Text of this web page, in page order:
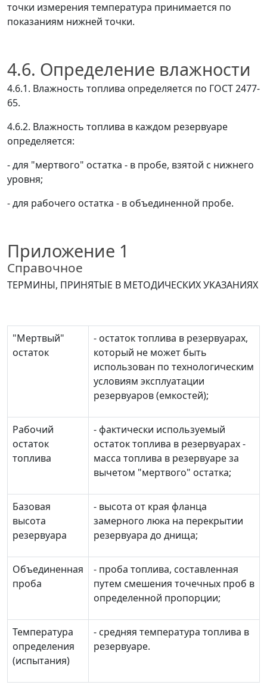
точки измерения температура принимается по
показаниям нижней точки.
4.6. Определение влажности
4.6.1. Влажность топлива определяется по ГОСТ 2477-
65.
4.6.2. Влажность топлива в каждом резервуаре
определяется:
- для "мертвого" остатка - в пробе, взятой с нижнего
уровня;
- для рабочего остатка - в объединенной пробе.
Приложение 1
Справочное
ТЕРМИНЫ, ПРИНЯТЫЕ В МЕТОДИЧЕСКИХ УКАЗАНИЯХ
"Мертвый"
остаток
- остаток топлива в резервуарах,
который не может быть
использован по технологическим
условиям эксплуатации
резервуаров (емкостей);
Рабочий
остаток
топлива
- фактически используемый
остаток топлива в резервуарах -
масса топлива в резервуаре за
вычетом "мертвого" остатка;
Базовая
высота
резервуара
- высота от края фланца
замерного люка на перекрытии
резервуара до днища;
Объединенная
проба
- проба топлива, составленная
путем смешения точечных проб в
определенной пропорции;
Температура
определения
(испытания)
- средняя температура топлива в
резервуаре.